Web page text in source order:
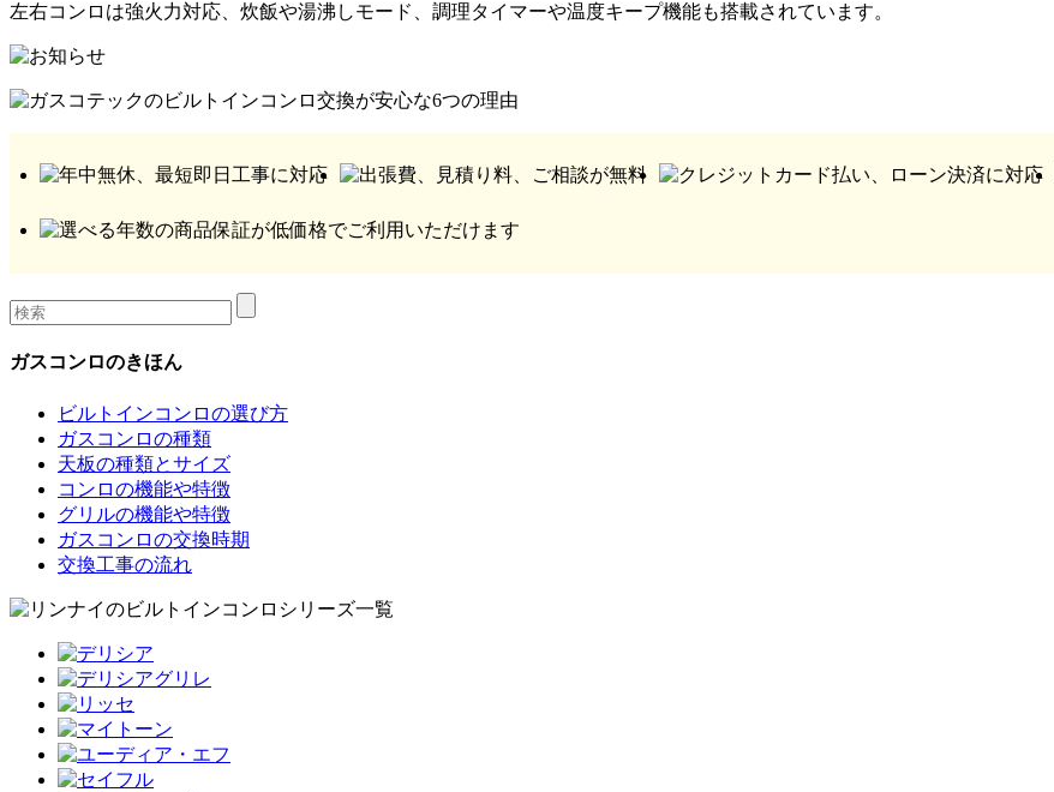
左右コンロは強火力対応、炊飯や湯沸しモード、調理タイマーや温度キープ機能も搭載されています。
ガスコンロのきほん
ビルトインコンロの選び方
ガスコンロの種類
天板の種類とサイズ
コンロの機能や特徴
グリルの機能や特徴
ガスコンロの交換時期
交換工事の流れ